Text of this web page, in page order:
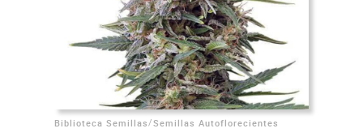
Biblioteca Semillas /Semillas Autoflorecientes